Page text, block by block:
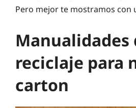
Pero mejor te mostramos con
Manualidades
reciclaje para
carton